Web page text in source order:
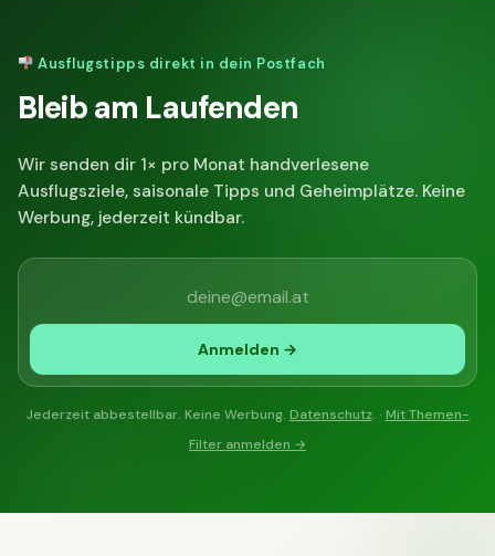
Ausflugstipps direkt in dein Postfach
Bleib am Laufenden
Wir senden dir 1× pro Monat handverlesene
Ausflugsziele, saisonale Tipps und Geheimplätze. Keine
Werbung, jederzeit kündbar.
Anmelden →
Jederzeit abbestellbar. Keine Werbung. Datenschutz. · Mit Themen-
Filter anmelden →